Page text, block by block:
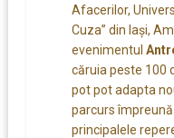
Afacerilor,
Cuza” din Iași,
evenimentul
căruia peste 100
pot pot adapta
parcurs
principalele